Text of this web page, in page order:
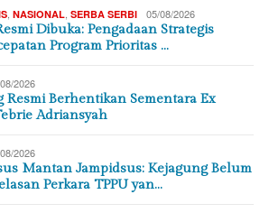
NASIONAL SERBA SERBI 05/08/2026
Dibuka: Pengadaan Strategis
Program Prioritas …
2026
Resmi Berhentikan Sementara Ex
Adriansyah
2026
Mantan Jampidsus: Kejagung Belum
Perkara TPPU yan…